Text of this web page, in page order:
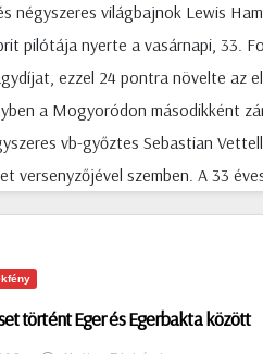
négyszeres világbajnok Lewis
pilótája nyerte a vasárnapi, 33.
ezzel 24 pontra növelte az
a Mogyoródon másodikként
vb-győztes Sebastian
versenyzőjével szemben. A 33
67. alkalommal állhatott a dobogó
helyen Vettel csapattársa, a
történt Eger és Egerbakta között